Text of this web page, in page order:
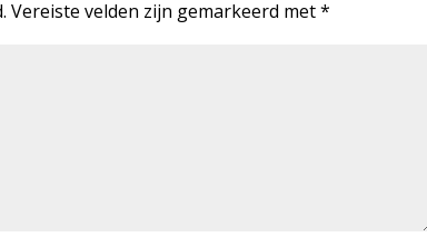
Vereiste velden zijn gemarkeerd met*